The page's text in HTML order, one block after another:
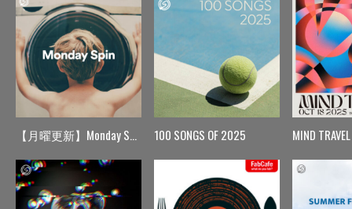
【月曜更新】Monday Spin 100 SONGS OF 2025 MIND TRAVEL